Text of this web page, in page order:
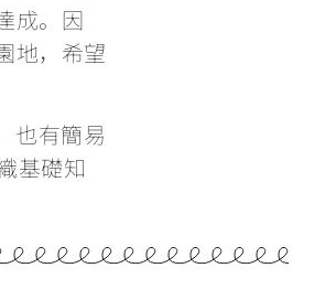
？不同材質有甚麼分別？
要學會隱形減針的做法
引致手痛？手痛該怎麼辦？
成。因
地，希望
也有簡易
基礎知